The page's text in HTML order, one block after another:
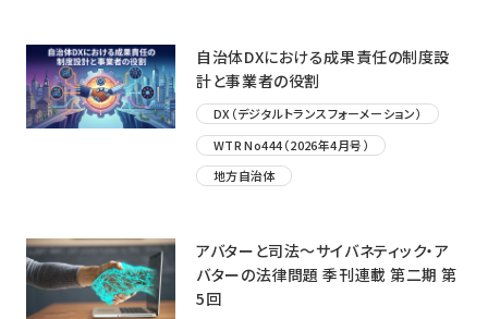
自治体DXにおける成果責任の制度設
計と事業者の役割
DX（デジタルトランスフォーメーション）
WTR No444（2026年4月号）
地方自治体
アバターと司法〜サイバネティック・ア
バターの法律問題 季刊連載 第二期 第
5回